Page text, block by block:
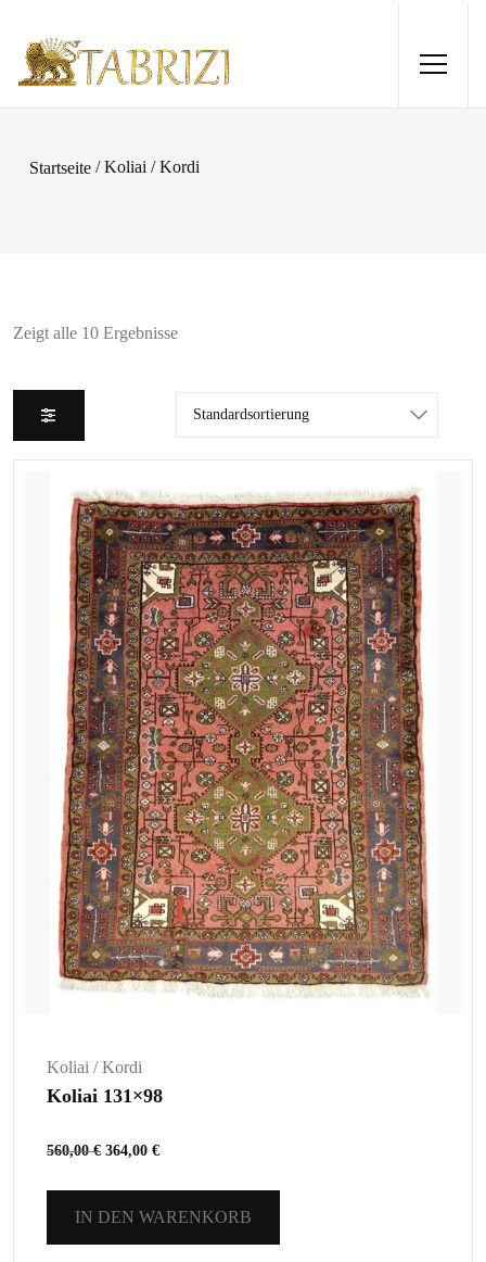
Startseite / Koliai / Kordi
Zeigt alle 10 Ergebnisse
Koliai / Kordi
Koliai 131×98
560,00€ 364,00 €
IN DEN WARENKORB